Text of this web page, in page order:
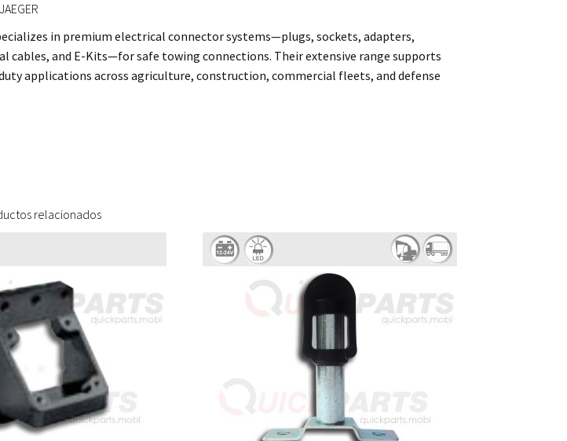
in premium electrical connector systems—plugs, sockets, adapters,
cables, and E-Kits—for safe towing connections. Their extensive range supports
applications across agriculture, construction, commercial fleets, and defense
relacionados